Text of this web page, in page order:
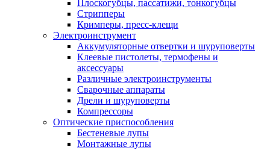
Плоскогубцы, пассатижи, тонкогубцы
Стрипперы
Кримперы, пресс-клещи
Электроинструмент
Аккумуляторные отвертки и шуруповерты
Клеевые пистолеты, термофены и
аксессуары
Различные электроинструменты
Сварочные аппараты
Дрели и шуруповерты
Компрессоры
Оптические приспособления
Бестеневые лупы
Монтажные лупы